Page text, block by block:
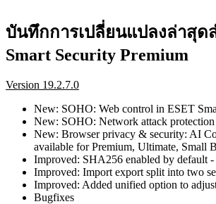
บันทึกการเปลี่ยนแปลงล่าสุด
Smart Security Premium
Version 19.2.7.0
New: SOHO: Web control in ESET
New: SOHO: Network attack
New: Browser privacy & security: AI
available for Premium, Ultimate, Small
Improved: SHA256 enabled by default
Improved: Import export split into two
Improved: Added unified option to
Bugfixes